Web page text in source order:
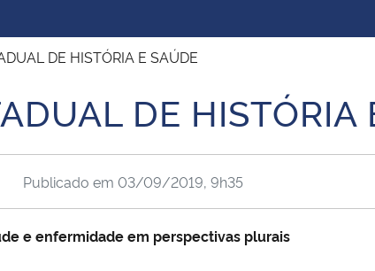
DE HISTÓRIA E SAÚDE
DE HISTÓRIA
Publicado em 03/09/2019, 9h35
e enfermidade em perspectivas plurais